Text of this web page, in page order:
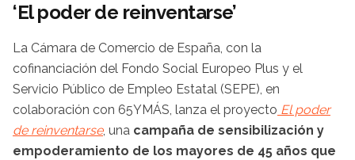
‘El poder de reinventarse’
La Cámara de Comercio de España, con la
cofinanciación del Fondo Social Europeo Plus y el
Servicio Público de Empleo Estatal (SEPE), en
colaboración con 65YMÁS, lanza el proyecto El poder
de reinventarse, una campaña de sensibilización y
empoderamiento de los mayores de 45 años que